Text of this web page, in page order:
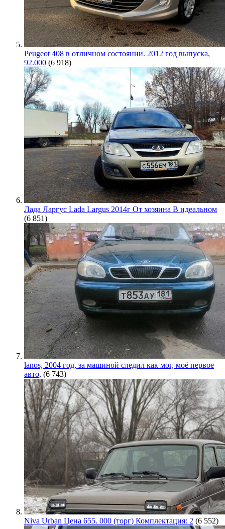
Peugeot 408 в отличном состоянии. 2012 год выпуска,
92.000 (6 918)
Лада Ларгус Lada Largus 2014г От хозяина В идеальном
(6 851)
lanos, 2004 год, за машиной следил как мог, моё первое
авто, (6 743)
Niva Urban Цена 655. 000 (торг) Комплектация: 2 (6 552)